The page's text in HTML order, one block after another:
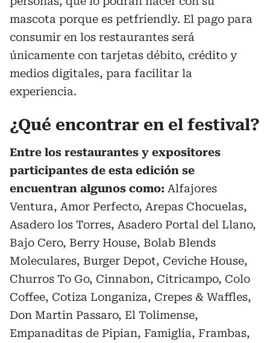
mascota porque es petfriendly. El pago para
consumir en los restaurantes será
únicamente con tarjetas débito, crédito y
medios digitales, para facilitar la
experiencia.
¿Qué encontrar en el festival?
Entre los restaurantes y expositores
participantes de esta edición se
encuentran algunos como: Alfajores
Ventura, Amor Perfecto, Arepas Chocuelas,
Asadero los Torres, Asadero Portal del Llano,
Bajo Cero, Berry House, Bolab Blends
Moleculares, Burger Depot, Ceviche House,
Churros To Go, Cinnabon, Citricampo, Colo
Coffee, Cotiza Longaniza, Crepes & Waffles,
Don Martin Passaro, El Tolimense,
Empanaditas de Pipian, Famiglia, Frambas,